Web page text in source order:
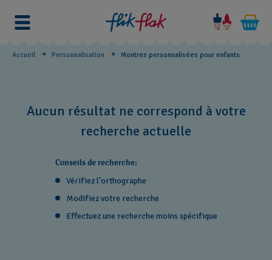
Montres
personnalisées
pour
Accueil Personnalisation Montres personnalisées pour enfants
Aucun résultat ne correspond à votre
recherche actuelle
Conseils de recherche:
Vérifiez l'orthographe
Modifiez votre recherche
Effectuez une recherche moins spécifique